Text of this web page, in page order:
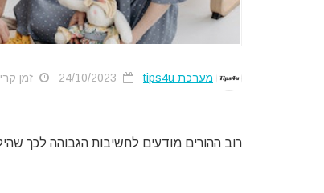
מערכת tips4u זמן
רוב ההורים מודעים לחשיבות הגבוהה לכך